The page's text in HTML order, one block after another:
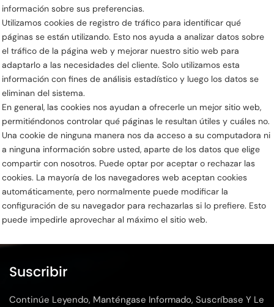
información sobre sus preferencias.
Utilizamos cookies de registro de tráfico para identificar qué
páginas se están utilizando. Esto nos ayuda a analizar datos sobre
el tráfico de la página web y mejorar nuestro sitio web para
adaptarlo a las necesidades del cliente. Solo utilizamos esta
información con fines de análisis estadístico y luego los datos se
eliminan del sistema.
En general, las cookies nos ayudan a ofrecerle un mejor sitio web,
permitiéndonos controlar qué páginas le resultan útiles y cuáles no.
Una cookie de ninguna manera nos da acceso a su computadora ni
a ninguna información sobre usted, aparte de los datos que elige
compartir con nosotros. Puede optar por aceptar o rechazar las
cookies. La mayoría de los navegadores web aceptan cookies
automáticamente, pero normalmente puede modificar la
configuración de su navegador para rechazarlas si lo prefiere. Esto
puede impedirle aprovechar al máximo el sitio web.
Suscribir
Continúe Leyendo, Manténgase Informado, Suscríbase Y Le